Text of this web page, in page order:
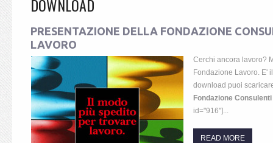
DOWNLOAD
PRESENTAZIONE DELLA FONDAZIONE
LAVORO
Cerchi ancora lavoro?
Fondazione Lavoro. E'
download puoi
Fondazione
id="916"]...
READ MORE